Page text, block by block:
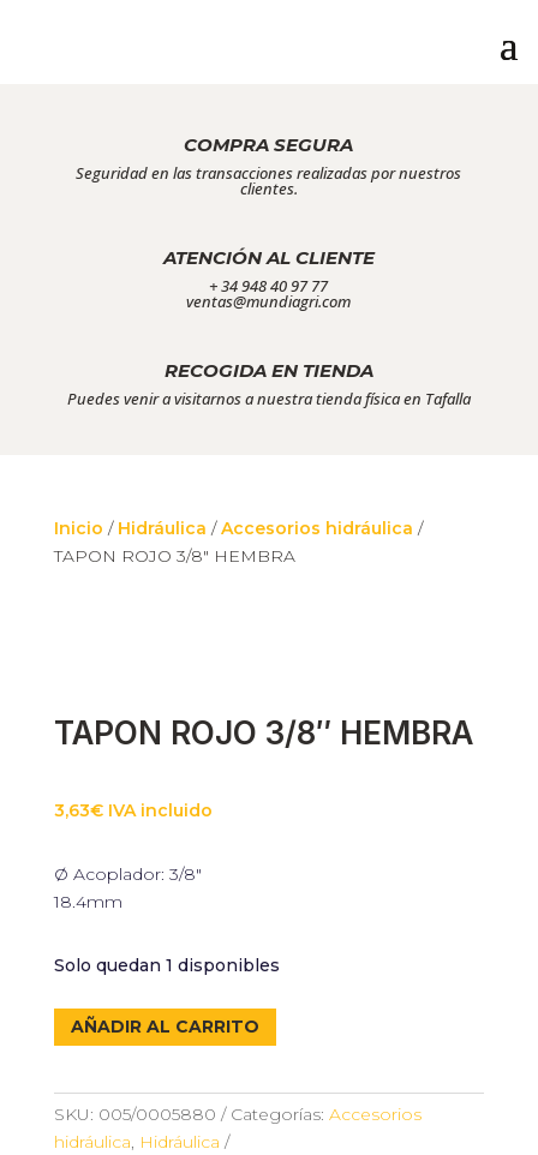
COMPRA SEGURA
Seguridad en las transacciones realizadas por nuestros
clientes.
ATENCIÓN AL CLIENTE
+ 34 948 40 97 77
ventas@mundiagri.com
RECOGIDA EN TIENDA
Puedes venir a visitarnos a nuestra tienda física en Tafalla
Inicio / Hidráulica /Accesorios hidráulica /
TAPON ROJO 3/8″ HEMBRA
TAPON ROJO 3/8″ HEMBRA
3,63€ IVA incluido
Ø Acoplador: 3/8″
18.4mm
Solo quedan 1 disponibles
TAPON
ROJO
cantidad
AÑADIR AL CARRITO
SKU: 005/0005880 Categorías: Accesorios
hidráulica, Hidráulica